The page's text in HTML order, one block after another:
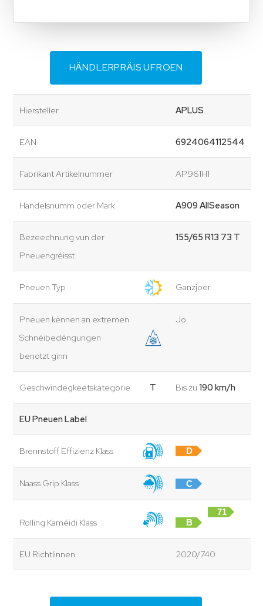
HÄNDLERPRÄIS UFROEN
Hiersteller APLUS
EAN 6924064112544
Fabrikant Artikelnummer AP961H1
Handelsnumm oder Mark A909 AllSeason
Bezeechnung vun der
Pneuengréisst
155/65 R13 73 T
Pneuen Typ Ganzjoer
Pneuen kënnen an extremen
Schnéibedéngungen
benotzt ginn
Jo
Geschwindegkeetskategorie T Bis zu 190 km/h
EU Pneuen Label
Brennstoff Effizienz Klass D
Naass Grip Klass C
Rolling Kaméidi Klass B
71
EU Richtlinnen 2020/740